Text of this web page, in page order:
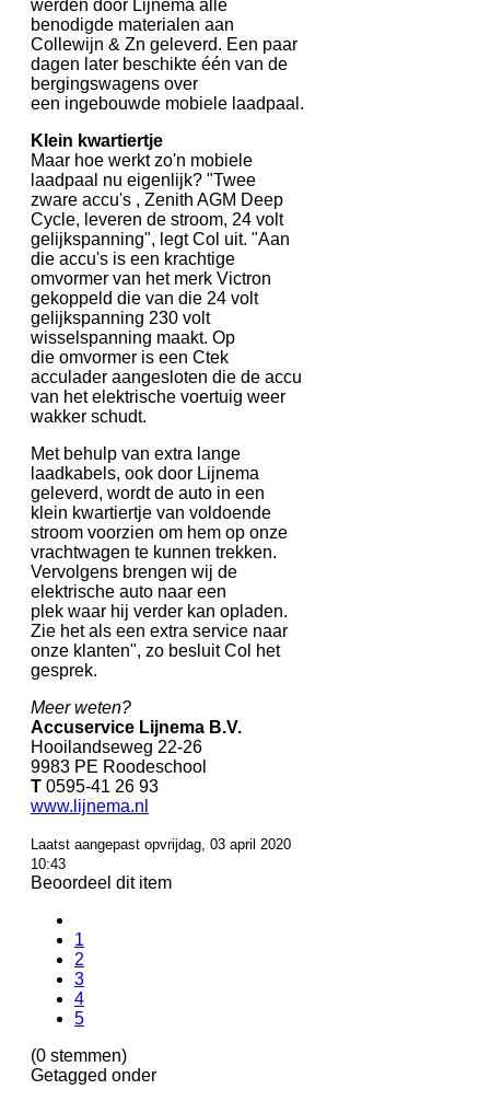
werden door Lijnema alle
benodigde materialen aan
Collewijn & Zn geleverd. Een paar
dagen later beschikte één van de
bergingswagens over
een ingebouwde mobiele laadpaal.
Klein kwartiertje
Maar hoe werkt zo'n mobiele
laadpaal nu eigenlijk? "Twee
zware accu's , Zenith AGM Deep
Cycle, leveren de stroom, 24 volt
gelijkspanning", legt Col uit. "Aan
die accu's is een krachtige
omvormer van het merk Victron
gekoppeld die van die 24 volt
gelijkspanning 230 volt
wisselspanning maakt. Op
die omvormer is een Ctek
acculader aangesloten die de accu
van het elektrische voertuig weer
wakker schudt.
Met behulp van extra lange
laadkabels, ook door Lijnema
geleverd, wordt de auto in een
klein kwartiertje van voldoende
stroom voorzien om hem op onze
vrachtwagen te kunnen trekken.
Vervolgens brengen wij de
elektrische auto naar een
plek waar hij verder kan opladen.
Zie het als een extra service naar
onze klanten", zo besluit Col het
gesprek.
Meer weten?
Accuservice Lijnema B.V.
Hooilandseweg 22-26
9983 PE Roodeschool
T 0595-41 26 93
www.lijnema.nl
Laatst aangepast opvrijdag, 03 april 2020
10:43
Beoordeel dit item
1
2
3
4
5
(0 stemmen)
Getagged onder